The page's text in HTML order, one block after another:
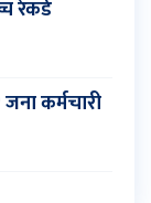
रेकर्ड
कर्मचारी